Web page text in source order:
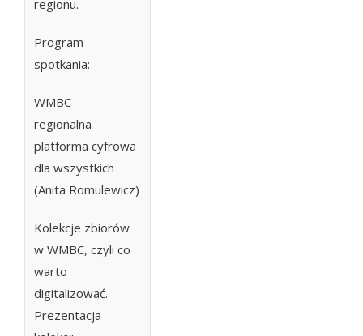
regionu.
Program
spotkania:
WMBC –
regionalna
platforma cyfrowa
dla wszystkich
(Anita Romulewicz)
Kolekcje zbiorów
w WMBC, czyli co
warto
digitalizować.
Prezentacja